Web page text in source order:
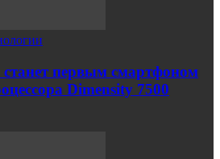
первым смартфоном
Dimensity 7500